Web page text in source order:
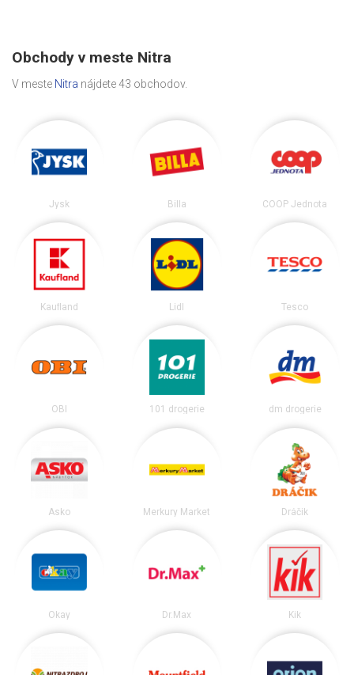
Obchody v meste Nitra
V meste Nitra nájdete 43 obchodov.
Jysk Billa COOP Jednota
Kaufland Lidl Tesco
OBI 101 drogerie dm drogerie
Asko Merkury Market Dráčik
Okay Dr.Max Kik